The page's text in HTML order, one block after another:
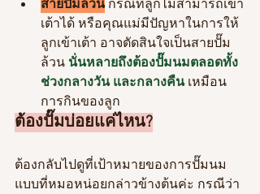
สายปั๊มล้วน กรณีที่ลูกไม่สามารถเข้า
เต้าได้ หรือคุณแม่มีปัญหาในการให้
ลูกเข้าเต้า อาจตัดสินใจเป็นสายปั๊ม
ล้วน นั่นหลายถึงต้องปั๊มนมตลอดทั้ง
ช่วงกลางวัน และกลางคืน เหมือน
การกินของลูก
ต้องปั๊มบ่อยแค่ไหน?
ต้องกลับไปดูที่เป้าหมายของการปั๊มนม
แบบที่หมอหน่อยกล่าวข้างต้นค่ะ กรณีว่า